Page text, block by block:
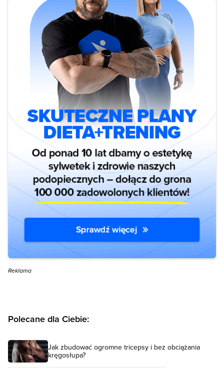
Reklama
Polecane dla Ciebie:
Jak zbudować ogromne tricepsy i bez obciążania
kręgosłupa?